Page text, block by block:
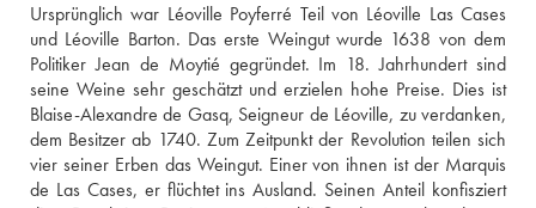
Ursprünglich war Léoville Poyferré Teil von Léoville Las Cases
und Léoville Barton. Das erste Weingut wurde 1638 von dem
Politiker Jean de Moytié gegründet. Im 18. Jahrhundert sind
seine Weine sehr geschätzt und erzielen hohe Preise. Dies ist
Blaise-Alexandre de Gasq, Seigneur de Léoville, zu verdanken,
dem Besitzer ab 1740. Zum Zeitpunkt der Revolution teilen sich
vier seiner Erben das Weingut. Einer von ihnen ist der Marquis
de Las Cases, er flüchtet ins Ausland. Seinen Anteil konfisziert